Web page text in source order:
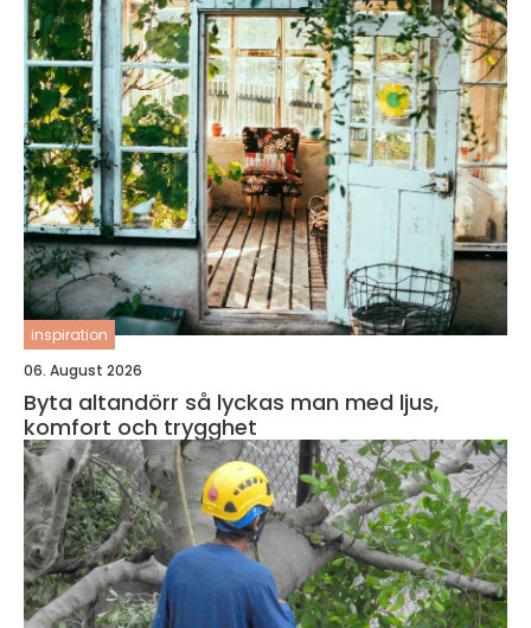
inspiration
06. August 2026
Byta altandörr så lyckas man med ljus,
komfort och trygghet